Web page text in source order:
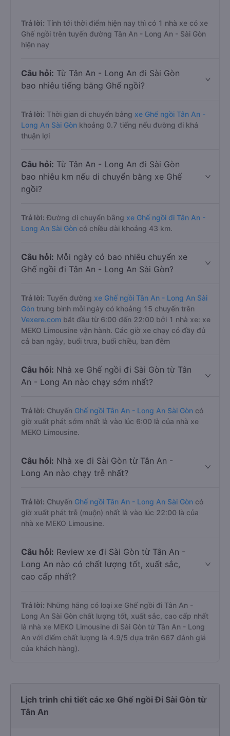
Trả lời: Tính tới thời điểm hiện nay thì có 1 nhà xe có xe
Ghế ngồi trên tuyến đường Tân An - Long An - Sài Gòn
hiện nay
Câu hỏi: Từ Tân An - Long An đi Sài Gòn
bao nhiêu tiếng bằng Ghế ngồi?
Trả lời: Thời gian di chuyển bằng xe Ghế ngồi Tân An -
Long An Sài Gòn khoảng 0.7 tiếng nếu đường đi khá
thuận lợi
Câu hỏi: Từ Tân An - Long An đi Sài Gòn
bao nhiêu km nếu di chuyển bằng xe Ghế
ngồi?
Trả lời: Đường di chuyển bằng xe Ghế ngồi đi Tân An -
Long An Sài Gòn có chiều dài khoảng 43 km.
Câu hỏi: Mỗi ngày có bao nhiêu chuyến xe
Ghế ngồi đi Tân An - Long An Sài Gòn?
Trả lời: Tuyến đường xe Ghế ngồi Tân An - Long An Sài
Gòn trung bình mỗi ngày có khoảng 15 chuyến trên
Vexere.com bắt đầu từ 6:00 đến 22:00 bởi 1 nhà xe: xe
MEKO Limousine vận hành. Các giờ xe chạy có đầy đủ
cả ban ngày, buổi trưa, buổi chiều, ban đêm
Câu hỏi: Nhà xe Ghế ngồi đi Sài Gòn từ Tân
An - Long An nào chạy sớm nhất?
Trả lời: Chuyến Ghế ngồi Tân An - Long An Sài Gòn có
giờ xuất phát sớm nhất là vào lúc 6:00 là của nhà xe
MEKO Limousine.
Câu hỏi: Nhà xe đi Sài Gòn từ Tân An -
Long An nào chạy trễ nhất?
Trả lời: Chuyến Ghế ngồi Tân An - Long An Sài Gòn có
giờ xuất phát trễ (muộn) nhất là vào lúc 22:00 là của
nhà xe MEKO Limousine.
Câu hỏi: Review xe đi Sài Gòn từ Tân An -
Long An nào có chất lượng tốt, xuất sắc,
cao cấp nhất?
Trả lời: Những hãng có loại xe Ghế ngồi đi Tân An -
Long An Sài Gòn chất lượng tốt, xuất sắc, cao cấp nhất
là nhà xe MEKO Limousine đi Sài Gòn từ Tân An - Long
An với điểm chất lượng là 4.9/5 dựa trên 667 đánh giá
của khách hàng).
Lịch trình chi tiết các xe Ghế ngồi Đi Sài Gòn từ
Tân An